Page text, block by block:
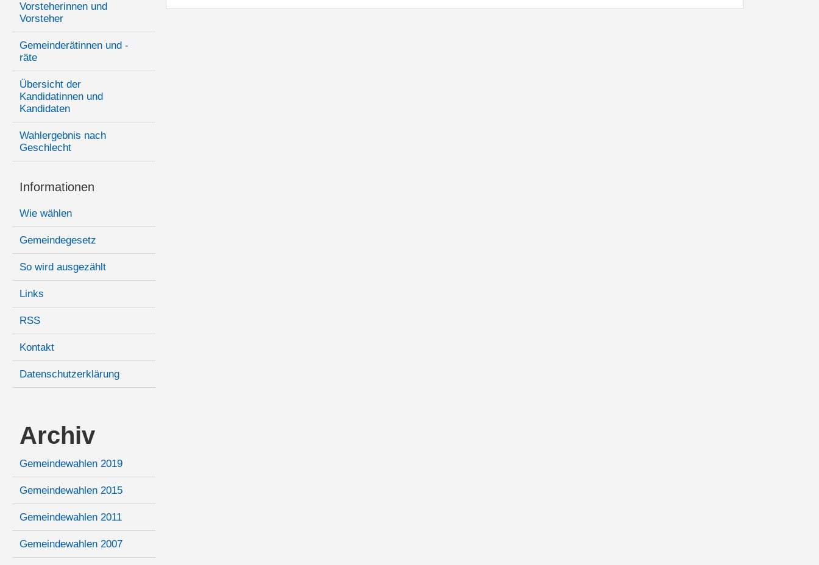
Vorsteherinnen und
Vorsteher
Gemeinderätinnen und -
räte
Übersicht der
Kandidatinnen und
Kandidaten
Wahlergebnis nach
Geschlecht
Informationen
Wie wählen
Gemeindegesetz
So wird ausgezählt
Links
RSS
Kontakt
Datenschutzerklärung
Archiv
Gemeindewahlen 2019
Gemeindewahlen 2015
Gemeindewahlen 2011
Gemeindewahlen 2007